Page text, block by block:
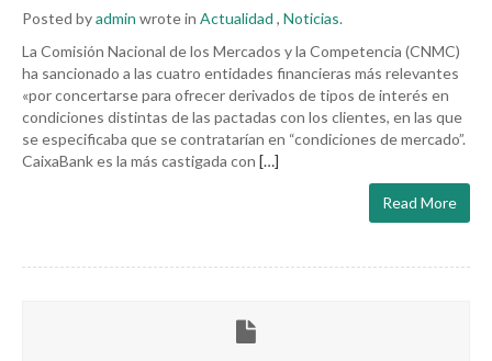
Posted byadmin wrote in Actualidad , Noticias.
La Comisión Nacional de los Mercados y la Competencia (CNMC)
ha sancionado a las cuatro entidades financieras más relevantes
«por concertarse para ofrecer derivados de tipos de interés en
condiciones distintas de las pactadas con los clientes, en las que
se especificaba que se contratarían en “condiciones de mercado”.
CaixaBank es la más castigada con […]
Read More